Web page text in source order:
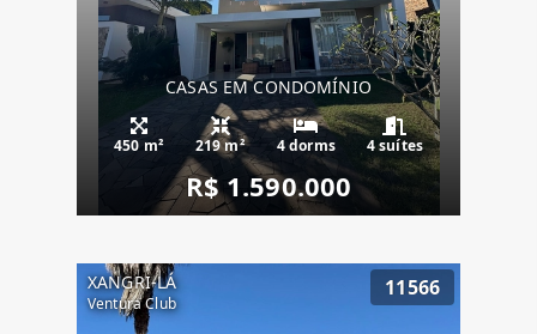
CASAS EM CONDOMÍNIO
450 m² 219 m² 4 dorms 4 suítes
R$ 1.590.000
XANGRI-LÁ
Ventura Club
11566